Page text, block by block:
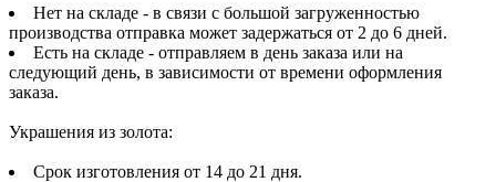
Нет на складе - в связи с большой загруженностью
производства отправка может задержаться от 2 до 6 дней.
Есть на складе - отправляем в день заказа или на
следующий день, в зависимости от времени оформления
заказа.
Украшения из золота:
Срок изготовления от 14 до 21 дня.